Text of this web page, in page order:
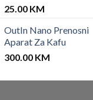
25.00 KM
OutIn Nano Prenosni
Aparat Za Kafu
300.00 KM